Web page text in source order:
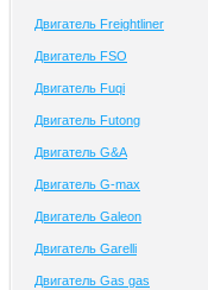
Двигатель Freightliner
Двигатель FSO
Двигатель Fuqi
Двигатель Futong
Двигатель G&A
Двигатель G-max
Двигатель Galeon
Двигатель Garelli
Двигатель Gas gas